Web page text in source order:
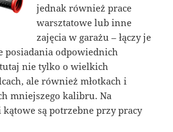
jednak również prace
warsztatowe lub inne
zajęcia w garażu – łączy je
posiadania odpowiednich
nie tylko o wielkich
ale również młotkach i
mniejszego kalibru. Na
są potrzebne przy pracy